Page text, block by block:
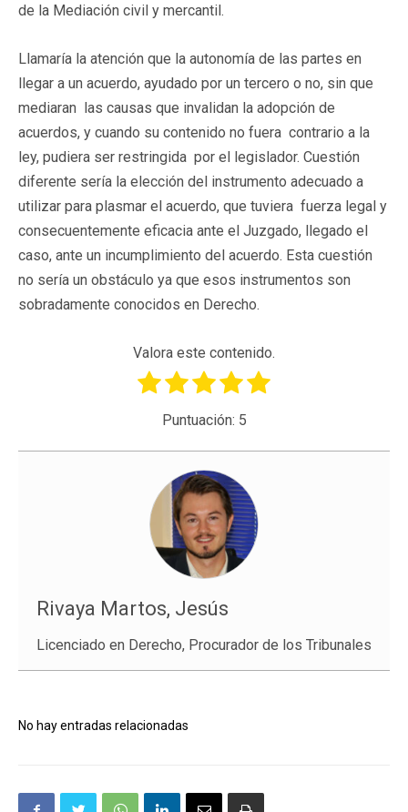
de la Mediación civil y mercantil.
Llamaría la atención que la autonomía de las partes en
llegar a un acuerdo, ayudado por un tercero o no, sin que
mediaran las causas que invalidan la adopción de
acuerdos, y cuando su contenido no fuera contrario a la
ley, pudiera ser restringida por el legislador. Cuestión
diferente sería la elección del instrumento adecuado a
utilizar para plasmar el acuerdo, que tuviera fuerza legal y
consecuentemente eficacia ante el Juzgado, llegado el
caso, ante un incumplimiento del acuerdo. Esta cuestión
no sería un obstáculo ya que esos instrumentos son
sobradamente conocidos en Derecho.
Valora este contenido.
Puntuación: 5
Rivaya Martos, Jesús
Licenciado en Derecho, Procurador de los Tribunales
No hay entradas relacionadas